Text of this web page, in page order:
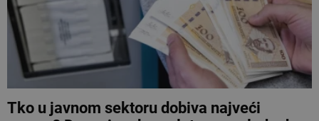
Tko u javnom sektoru dobiva najveći